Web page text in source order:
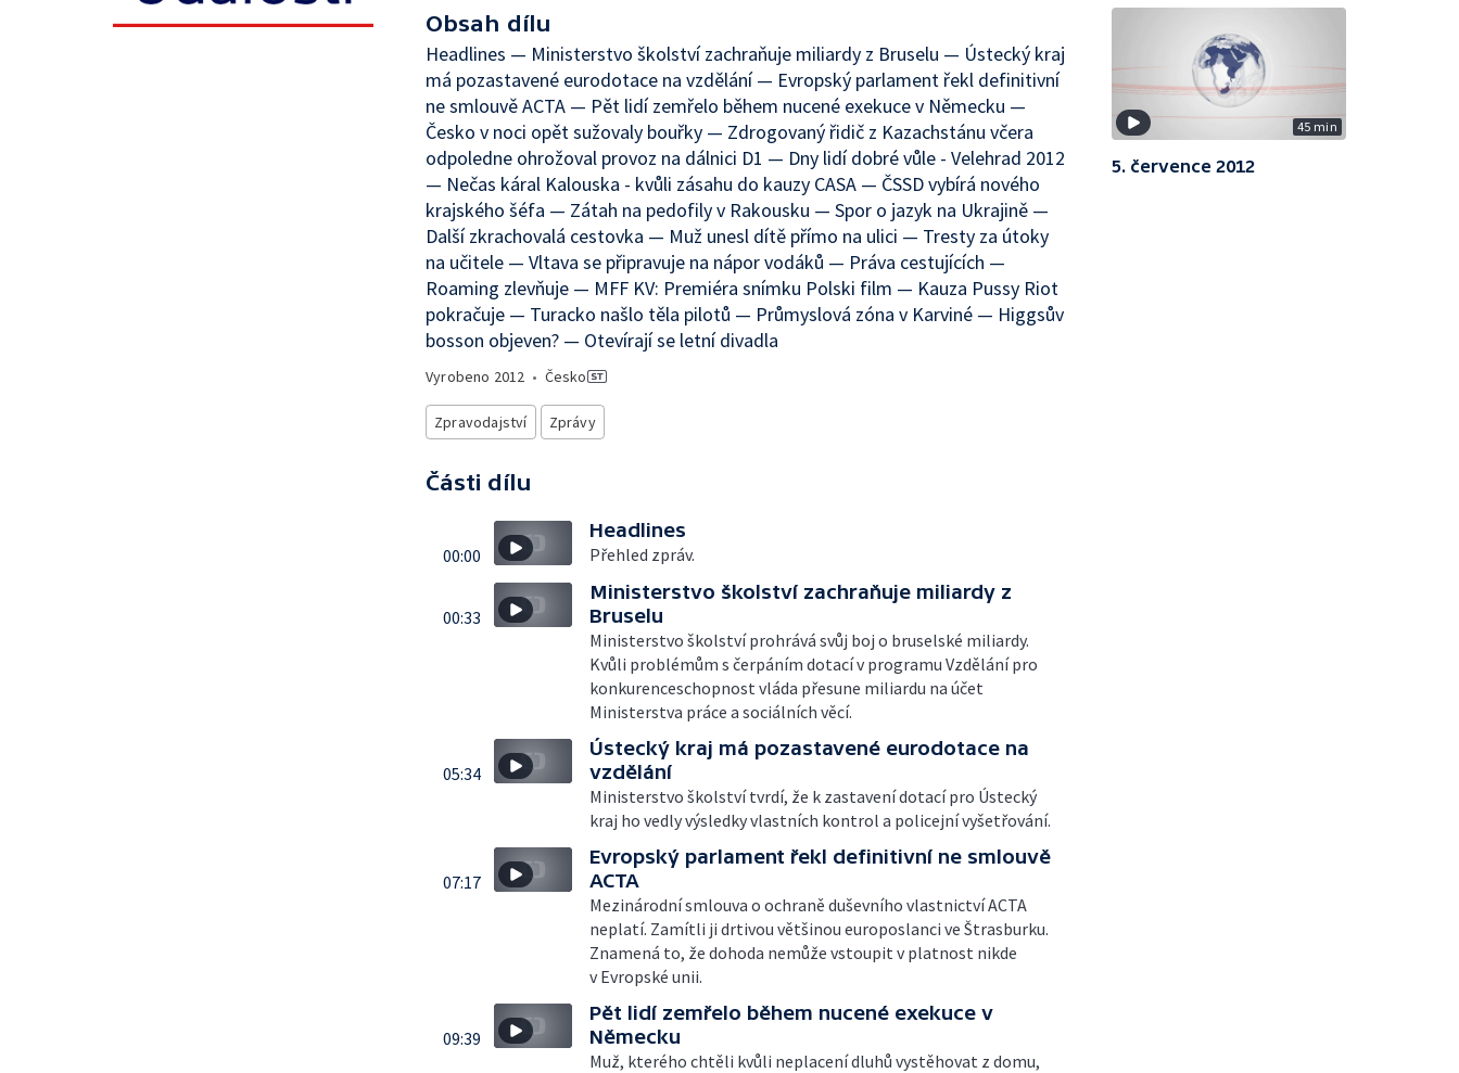
Obsah dílu
Headlines — Ministerstvo školství zachraňuje miliardy z Bruselu — Ústecký kraj
má pozastavené eurodotace na vzdělání — Evropský parlament řekl definitivní
ne smlouvě ACTA — Pět lidí zemřelo během nucené exekuce v Německu —
Česko v noci opět sužovaly bouřky — Zdrogovaný řidič z Kazachstánu včera
odpoledne ohrožoval provoz na dálnici D1 — Dny lidí dobré vůle - Velehrad 2012
— Nečas káral Kalouska - kvůli zásahu do kauzy CASA — ČSSD vybírá nového
krajského šéfa — Zátah na pedofily v Rakousku — Spor o jazyk na Ukrajině —
Další zkrachovalá cestovka — Muž unesl dítě přímo na ulici — Tresty za útoky
na učitele — Vltava se připravuje na nápor vodáků — Práva cestujících —
Roaming zlevňuje — MFF KV: Premiéra snímku Polski film — Kauza Pussy Riot
pokračuje — Turacko našlo těla pilotů — Průmyslová zóna v Karviné — Higgsův
bosson objeven? — Otevírají se letní divadla
Vyrobeno 2012 • Česko
Zpravodajství Zprávy
Části dílu
00:00
Headlines
Přehled zpráv.
00:33
Ministerstvo školství zachraňuje miliardy z
Bruselu
Ministerstvo školství prohrává svůj boj o bruselské miliardy.
Kvůli problémům s čerpáním dotací v programu Vzdělání pro
konkurenceschopnost vláda přesune miliardu na účet
Ministerstva práce a sociálních věcí.
05:34
Ústecký kraj má pozastavené eurodotace na
vzdělání
Ministerstvo školství tvrdí, že k zastavení dotací pro Ústecký
kraj ho vedly výsledky vlastních kontrol a policejní vyšetřování.
07:17
Evropský parlament řekl definitivní ne smlouvě
ACTA
Mezinárodní smlouva o ochraně duševního vlastnictví ACTA
neplatí. Zamítli ji drtivou většinou europoslanci ve Štrasburku.
Znamená to, že dohoda nemůže vstoupit v platnost nikde
v Evropské unii.
09:39
Pět lidí zemřelo během nucené exekuce v
Německu
Muž, kterého chtěli kvůli neplacení dluhů vystěhovat z domu,
45 min
5. července 2012